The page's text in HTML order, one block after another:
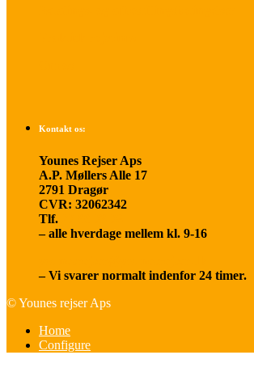
Kontakt os:
Younes Rejser Aps
A.P. Møllers Alle 17
2791 Dragør
CVR: 32062342
Tlf.
– alle hverdage mellem kl. 9-16
– Vi svarer normalt indenfor 24 timer.
© Younes rejser Aps
Home
Configure